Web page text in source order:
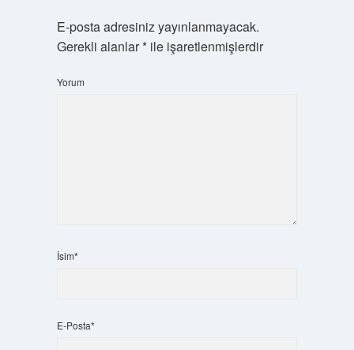
E-posta adresiniz yayınlanmayacak.
Gerekli alanlar*ile işaretlenmişlerdir
Yorum
İsim*
E-Posta*